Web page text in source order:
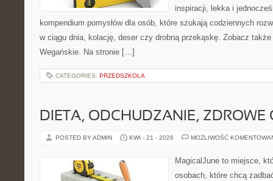
inspiracji, lekka i
kompendium pomysłów dla osób, które szukają codziennych
w ciągu dnia, kolację, deser czy drobną przekąskę. Zobacz
Wegańskie. Na stronie […]
CATEGORIES: PRZEDSZKOLA
DIETA, ODCHUDZANIE, ZDROWE
POSTED BY ADMIN KWI - 21 - 2026 MOŻLIWOŚĆ
MagicalJune to miejsce,
osobach, które chcą